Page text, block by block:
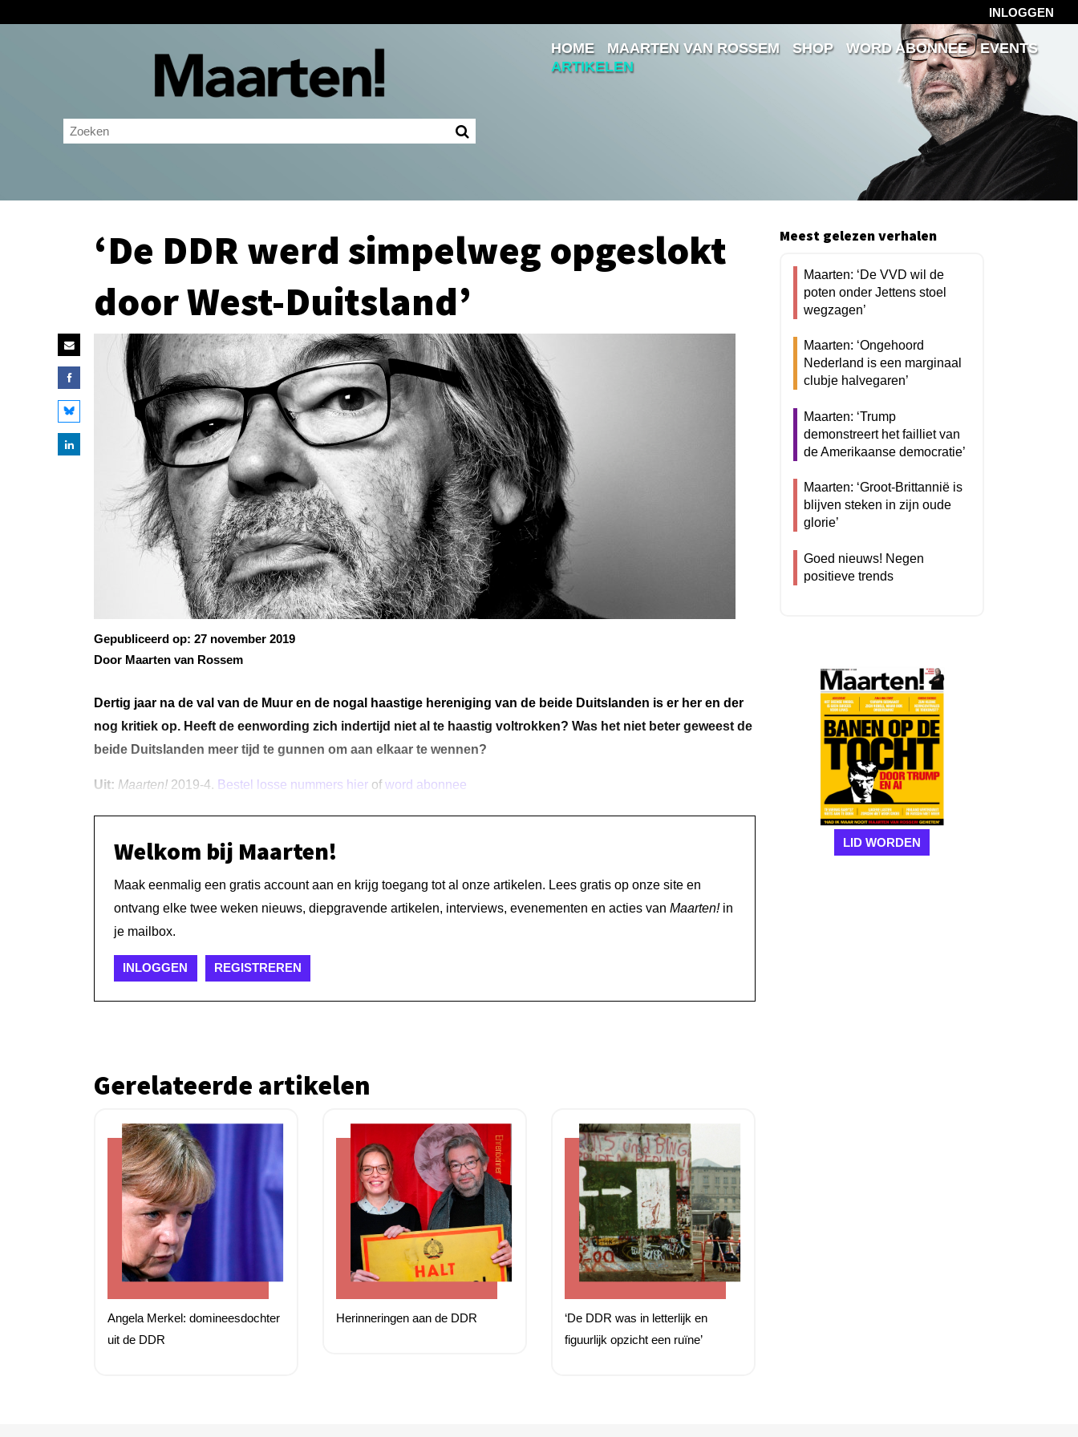
INLOGGEN
Inloggen
Ingelogd blijven
HOME MAARTEN VAN ROSSEM SHOP WORD ABONNEE
EVENTS
ARTIKELEN
‘De DDR werd simpelweg opgeslokt
door West-Duitsland’
Gepubliceerd op: 27 november 2019
Door Maarten van Rossem
Dertig jaar na de val van de Muur en de nogal haastige hereniging van de beide Duitslanden is er her en der
nog kritiek op. Heeft de eenwording zich indertijd niet al te haastig voltrokken? Was het niet beter geweest de
beide Duitslanden meer tijd te gunnen om aan elkaar te wennen?
Uit: Maarten! 2019-4. Bestel losse nummers hier ofword abonnee
Welkom bij Maarten!
Maak eenmalig een gratis account aan en krijg toegang tot al onze artikelen. Lees gratis op onze site en
ontvang elke twee weken nieuws, diepgravende artikelen, interviews, evenementen en acties van Maarten!in
je mailbox.
INLOGGEN REGISTREREN
Meest gelezen verhalen
Maarten: ‘De VVD wil de
poten onder Jettens stoel
wegzagen’
Maarten: ‘Ongehoord
Nederland is een marginaal
clubje halvegaren’
Maarten: ‘Trump
demonstreert het failliet van
de Amerikaanse democratie’
Maarten: ‘Groot-Brittannië is
blijven steken in zijn oude
glorie’
Goed nieuws! Negen
positieve trends
LID WORDEN
Gerelateerde artikelen
Angela Merkel: domineesdochter
uit de DDR
Herinneringen aan de DDR
‘De DDR was in letterlijk en
figuurlijk opzicht een ruïne’